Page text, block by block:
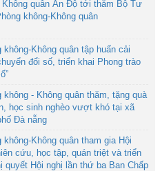
quân Ấn Độ tới thăm Bộ Tư
không-Không quân
không-Không quân tập huấn cải
đổi số, triển khai Phong trào
không - Không quân thăm, tặng quà
học sinh nghèo vượt khó tại xã
Đà nẵng
không-Không quân tham gia Hội
cứu, học tập, quán triệt và triển
quyết Hội nghị lần thứ ba Ban Chấp